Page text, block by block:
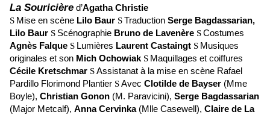
La Souricière d’Agatha Christie
S Mise en scène Lilo Baur STraduction Serge Bagdassarian,
Lilo Baur S Scénographie Bruno de Lavenère SCostumes
Agnès Falque S Lumières Laurent Castaingt S Musiques
originales et son Mich Ochowiak S Maquillages et coiffures
Cécile Kretschmar SAssistanat à la mise en scène Rafael
Pardillo Florimond Plantier SAvec Clotilde de Bayser (Mme
Boyle), Christian Gonon (M. Paravicini), Serge Bagdassarian
(Major Metcalf), Anna Cervinka(Mlle Casewell), Claire de La